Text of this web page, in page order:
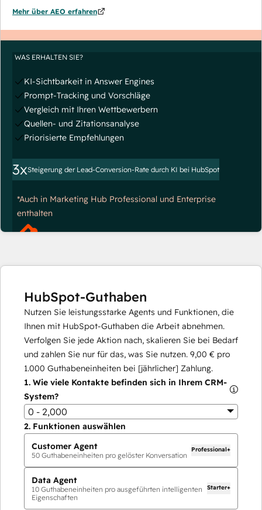
Mehr über AEO erfahren
WAS ERHALTEN SIE?
KI-Sichtbarkeit in Answer Engines
Prompt-Tracking und Vorschläge
Vergleich mit Ihren Wettbewerbern
Quellen- und Zitationsanalyse
Priorisierte Empfehlungen
3xSteigerung der Lead-Conversion-Rate durch KI bei HubSpot
*Auch in Marketing Hub Professional und Enterprise
enthalten
HubSpot-Guthaben
Nutzen Sie leistungsstarke Agents und Funktionen, die
Ihnen mit HubSpot-Guthaben die Arbeit abnehmen.
Verfolgen Sie jede Aktion nach, skalieren Sie bei Bedarf
und zahlen Sie nur für das, was Sie nutzen. 9,00 € pro
1.000 Guthabeneinheiten bei [jährlicher] Zahlung.
1. Wie viele Kontakte befinden sich in Ihrem CRM-
System?
0 - 2,000
2. Funktionen auswählen
Customer Agent
50 Guthabeneinheiten pro gelöster Konversation
Professional+
Data Agent
10 Guthabeneinheiten pro ausgeführten intelligenten
Eigenschaften
Starter+